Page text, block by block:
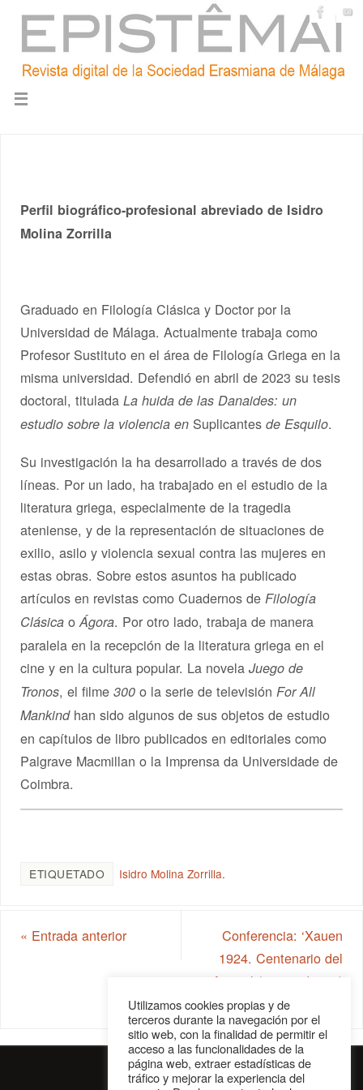
Perfil biográfico-profesional abreviado de Isidro
Molina Zorrilla
Graduado en Filología Clásica y Doctor por la
Universidad de Málaga. Actualmente trabaja como
Profesor Sustituto en el área de Filología Griega en la
misma universidad. Defendió en abril de 2023 su tesis
doctoral, tituladaLa huida de las Danaides: un
estudio sobre la violencia en Suplicantes de Esquilo.
Su investigación la ha desarrollado a través de dos
líneas. Por un lado, ha trabajado en el estudio de la
literatura griega, especialmente de la tragedia
ateniense, y de la representación de situaciones de
exilio, asilo y violencia sexual contra las mujeres en
estas obras. Sobre estos asuntos ha publicado
artículos en revistas como Cuadernos de Filología
Clásica oÁgora. Por otro lado, trabaja de manera
paralela en la recepción de la literatura griega en el
cine y en la cultura popular. La novelaJuego de
Tronos, el filme300 o la serie de televisión For All
Mankindhan sido algunos de sus objetos de estudio
en capítulos de libro publicados en editoriales como
Palgrave Macmillan o la Imprensa da Universidade de
Coimbra.
ETIQUETADO Isidro Molina Zorrilla.
« Entrada anterior
Conferencia: ‘Xauen
1924. Centenario del
Annual (que pudo ser)
de Primo de Rivera’
Utilizamos cookies propias y de
terceros durante la navegación por el
sitio web, con la finalidad de permitir el
acceso a las funcionalidades de la
página web, extraer estadísticas de
tráfico y mejorar la experiencia del